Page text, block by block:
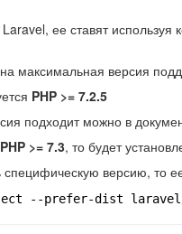
ее ставят используя
максимальная версия
PHP >= 7.2.5
подходит можно в
PHP >= 7.3, то будет
специфическую версию, то
--prefer-dist laravel